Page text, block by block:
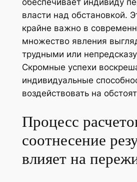
обеспечивает индивиду
власти над обстановкой.
крайне важно в
множество явления
трудными или
Скромные успехи
индивидуальные
воздействовать на
Процесс
соотнесение
влияет на